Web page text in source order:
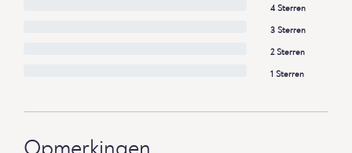
4 Sterren
3 Sterren
2 Sterren
1 Sterren